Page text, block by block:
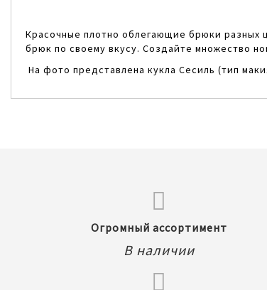
Красочные плотно облегающие брюки разных
брюк по своему вкусу. Создайте множество
На фото представлена кукла Сесиль (тип
Огромный ассортимент
В наличии